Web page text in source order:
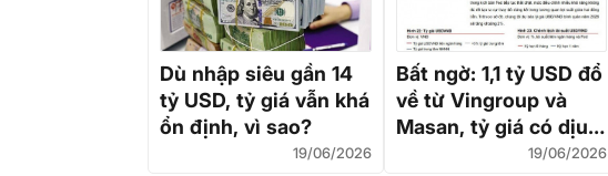
Dù nhập siêu gần 14
tỷ USD, tỷ giá vẫn khá
ổn định, vì sao?
19/06/2026
Bất ngờ: 1,1 tỷ USD đổ
về từ Vingroup và
Masan, tỷ giá có dịu
19/06/2026